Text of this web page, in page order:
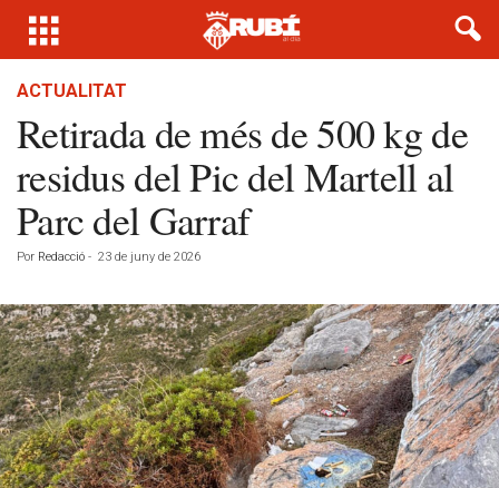
ACTUALITAT
Retirada de més de 500 kg de
residus del Pic del Martell al
Parc del Garraf
Por Redacció - 23 de juny de 2026